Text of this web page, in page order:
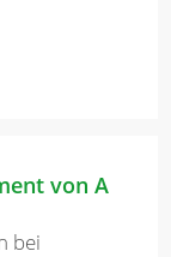
von A
bei